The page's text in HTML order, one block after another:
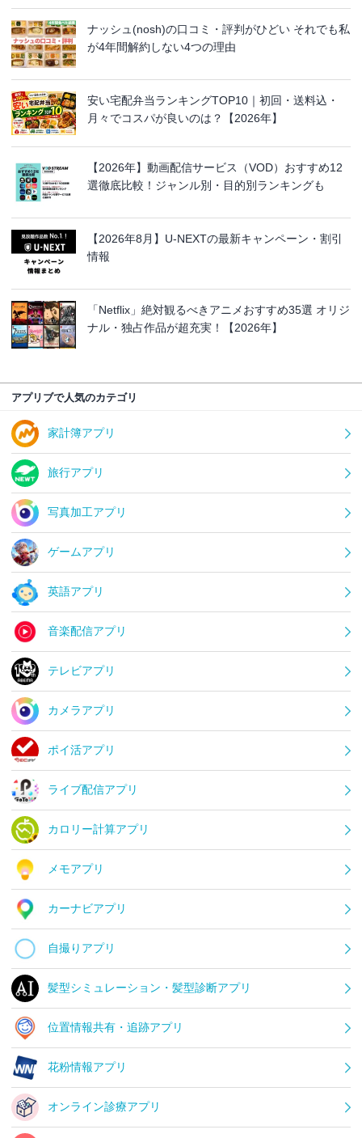
ナッシュ(nosh)の口コミ・評判がひどい それでも私
が4年間解約しない4つの理由
安い宅配弁当ランキングTOP10｜初回・送料込・
月々でコスパが良いのは？【2026年】
【2026年】動画配信サービス（VOD）おすすめ12
選徹底比較！ジャンル別・目的別ランキングも
【2026年8月】U-NEXTの最新キャンペーン・割引
情報
「Netflix」絶対観るべきアニメおすすめ35選 オリジ
ナル・独占作品が超充実！【2026年】
アプリブで人気のカテゴリ
家計簿アプリ
旅行アプリ
写真加工アプリ
ゲームアプリ
英語アプリ
音楽配信アプリ
テレビアプリ
カメラアプリ
ポイ活アプリ
ライブ配信アプリ
カロリー計算アプリ
メモアプリ
カーナビアプリ
自撮りアプリ
髪型シミュレーション・髪型診断アプリ
位置情報共有・追跡アプリ
花粉情報アプリ
オンライン診療アプリ